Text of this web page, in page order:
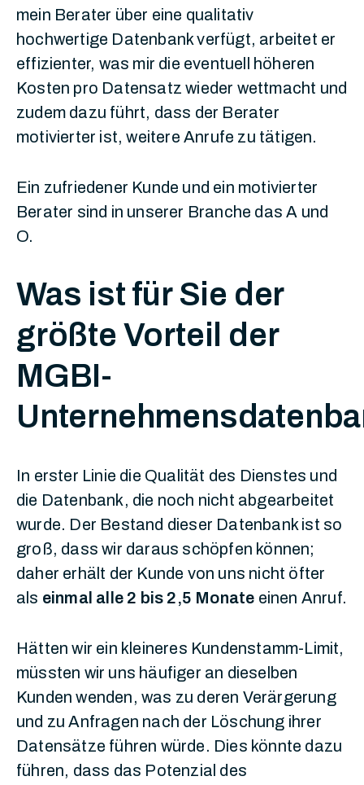
mein Berater über eine qualitativ
hochwertige Datenbank verfügt, arbeitet er
effizienter, was mir die eventuell höheren
Kosten pro Datensatz wieder wettmacht und
zudem dazu führt, dass der Berater
motivierter ist, weitere Anrufe zu tätigen.
Ein zufriedener Kunde und ein motivierter
Berater sind in unserer Branche das A und
O.
Was ist für Sie der
größte Vorteil der
MGBI-
In erster Linie die Qualität des Dienstes und
die Datenbank, die noch nicht abgearbeitet
wurde. Der Bestand dieser Datenbank ist so
groß, dass wir daraus schöpfen können;
daher erhält der Kunde von uns nicht öfter
als einmal alle 2 bis 2,5 Monate einen Anruf.
Hätten wir ein kleineres Kundenstamm-Limit,
müssten wir uns häufiger an dieselben
Kunden wenden, was zu deren Verärgerung
und zu Anfragen nach der Löschung ihrer
Datensätze führen würde. Dies könnte dazu
führen, dass das Potenzial des